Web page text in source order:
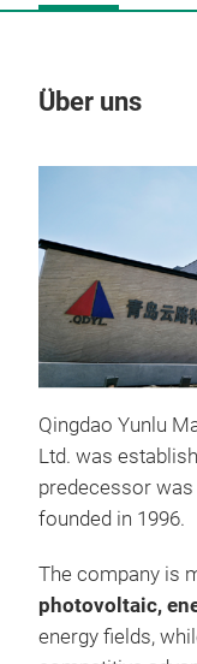
Über uns
Qingdao Yunlu
Ltd. was
predecessor was
founded in 1996.
The company is
photovoltaic,
energy fields,